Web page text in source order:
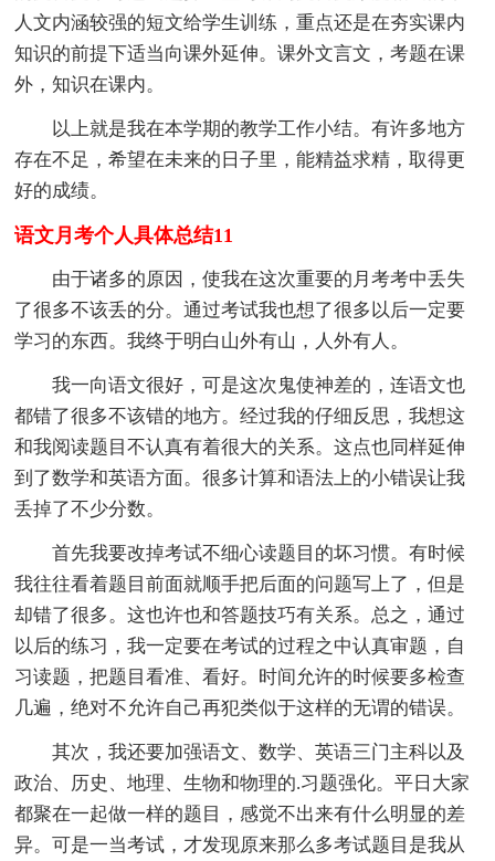
人文内涵较强的短文给学生训练，重点还是在夯实课内
知识的前提下适当向课外延伸。课外文言文，考题在课
外，知识在课内。
以上就是我在本学期的教学工作小结。有许多地方
存在不足，希望在未来的日子里，能精益求精，取得更
好的成绩。
语文月考个人具体总结11
由于诸多的原因，使我在这次重要的月考考中丢失
了很多不该丢的分。通过考试我也想了很多以后一定要
学习的东西。我终于明白山外有山，人外有人。
我一向语文很好，可是这次鬼使神差的，连语文也
都错了很多不该错的地方。经过我的仔细反思，我想这
和我阅读题目不认真有着很大的关系。这点也同样延伸
到了数学和英语方面。很多计算和语法上的小错误让我
丢掉了不少分数。
首先我要改掉考试不细心读题目的坏习惯。有时候
我往往看着题目前面就顺手把后面的问题写上了，但是
却错了很多。这也许也和答题技巧有关系。总之，通过
以后的练习，我一定要在考试的过程之中认真审题，自
习读题，把题目看准、看好。时间允许的时候要多检查
几遍，绝对不允许自己再犯类似于这样的无谓的错误。
其次，我还要加强语文、数学、英语三门主科以及
政治、历史、地理、生物和物理的.习题强化。平日大家
都聚在一起做一样的题目，感觉不出来有什么明显的差
异。可是一当考试，才发现原来那么多考试题目是我从